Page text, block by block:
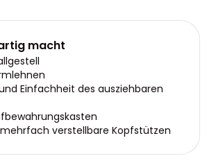
macht
Einfachheit des ausziehbaren
verstellbare Kopfstützen